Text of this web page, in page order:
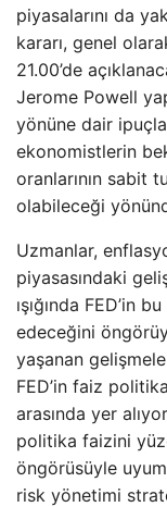
piyasalarını da
kararı, genel
21.00’de
Jerome Powell
yönüne dair
ekonomistlerin
oranlarının sabit
olabileceği
Uzmanlar,
piyasasındaki
ışığında FED’in
edeceğini
yaşanan
FED’in faiz
arasında yer
politika faizini
öngörüsüyle uyum
risk yönetimi